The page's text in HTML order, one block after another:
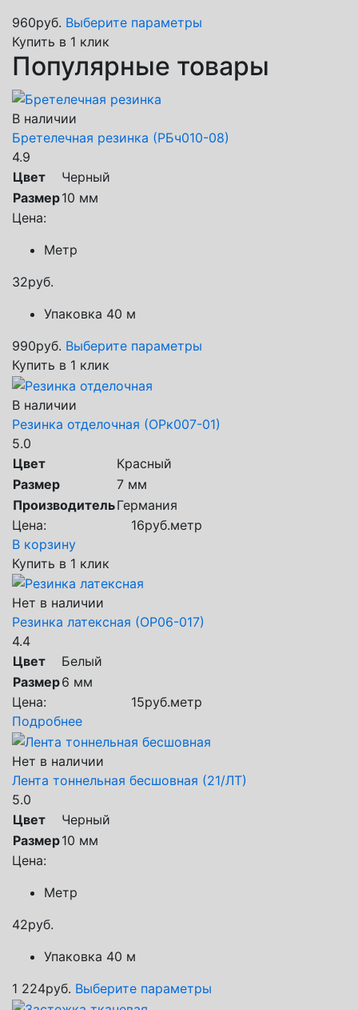
960руб. Выберите параметры
Купить в 1 клик
Популярные товары
В наличии
Бретелечная резинка (РБч010-08)
4.9
Цвет
Черный
Размер10 мм
Цена:
Метр
32руб.
Упаковка 40 м
990руб. Выберите параметры
Купить в 1 клик
В наличии
Резинка отделочная (ОРк007-01)
5.0
Цвет
Красный
Размер
7 мм
ПроизводительГермания
Цена:
16руб.метр
В корзину
Купить в 1 клик
Нет в наличии
Резинка латексная (ОР06-017)
4.4
Цвет
Белый
Размер6 мм
Цена:
15руб.метр
Подробнее
Нет в наличии
Лента тоннельная бесшовная (21/ЛТ)
5.0
Цвет
Черный
Размер10 мм
Цена:
Метр
42руб.
Упаковка 40 м
1 224руб. Выберите параметры